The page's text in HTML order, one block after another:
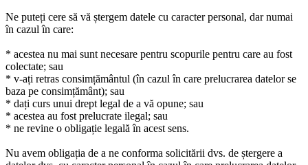
Ne puteți cere să vă ștergem datele cu caracter personal, dar numai
în cazul în care:
* acestea nu mai sunt necesare pentru scopurile pentru care au fost
colectate; sau
* v-ați retras consimțământul (în cazul în care prelucrarea datelor se
baza pe consimțământ); sau
* dați curs unui drept legal de a vă opune; sau
* acestea au fost prelucrate ilegal; sau
* ne revine o obligație legală în acest sens.
Nu avem obligația de a ne conforma solicitării dvs. de ștergere a